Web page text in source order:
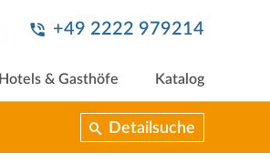
+49 2222 979214
Hotels & Gasthöfe Katalog
Detailsuche